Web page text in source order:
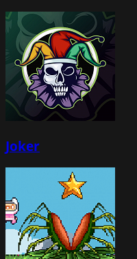
Joker